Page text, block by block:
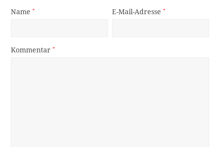
Name* E-Mail-Adresse*
Kommentar*